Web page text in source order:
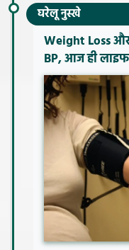
घरेलू नुस्खे
Weight Loss
BP, आज ही